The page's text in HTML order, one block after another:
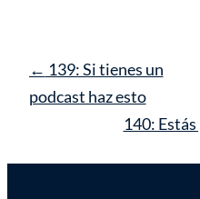
Navegación
de
← 139: Si tienes un
podcast haz esto
140: